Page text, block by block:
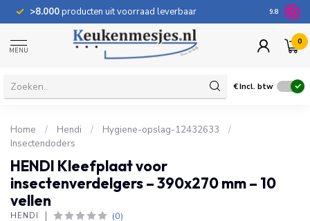
>8.000producten uit voorraad leverbaar 100
9.8
MENU
0
€Incl. btw
Home / Hendi / Hygiene-opslag-12432633
/
Insectendoders
HENDI Kleefplaat voor
insectenverdelgers – 390x270 mm – 10
vellen
HENDI (0)